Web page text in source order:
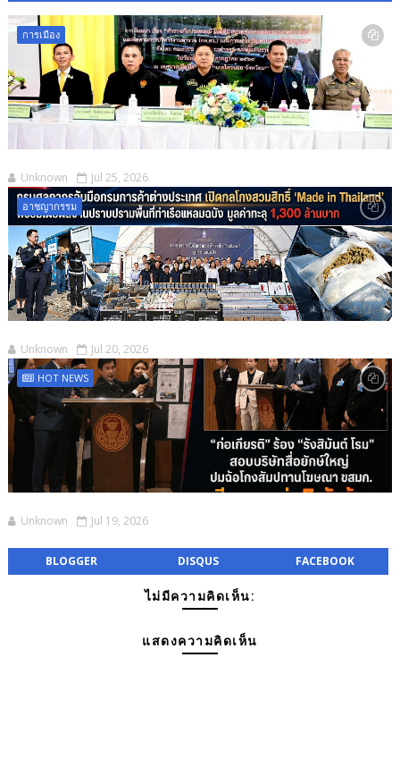
การเมือง
Unknown Jul 25, 2026
อาชญากรรม
Unknown Jul 20, 2026
HOT NEWS
Unknown Jul 19, 2026
BLOGGER DISQUS FACEBOOK
ไม่มีความคิดเห็น:
แสดงความคิดเห็น